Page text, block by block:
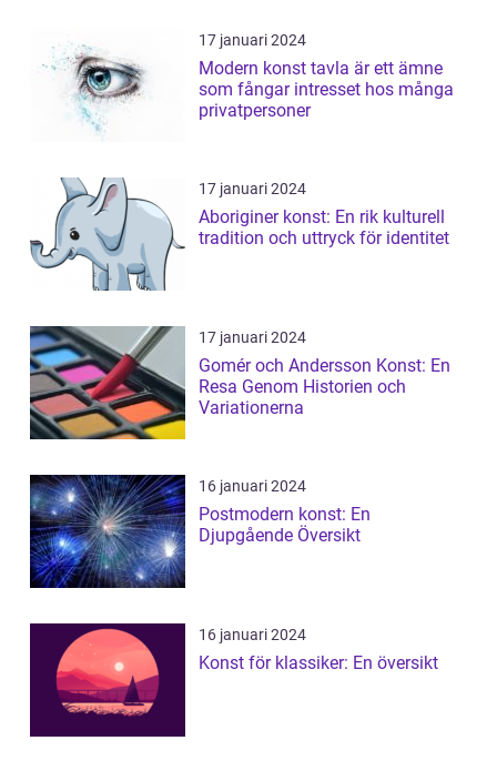
17 januari 2024
Modern konst tavla är ett ämne
som fångar intresset hos många
privatpersoner
17 januari 2024
Aboriginer konst: En rik kulturell
tradition och uttryck för identitet
17 januari 2024
Gomér och Andersson Konst: En
Resa Genom Historien och
Variationerna
16 januari 2024
Postmodern konst: En
Djupgående Översikt
16 januari 2024
Konst för klassiker: En översikt